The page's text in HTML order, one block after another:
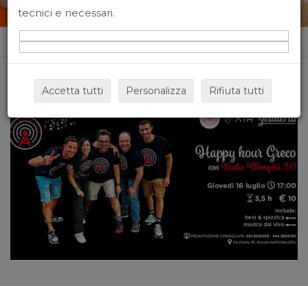
Home News&events
tecnici e necessari.
Accetta tutti Personalizza Rifiuta tutti